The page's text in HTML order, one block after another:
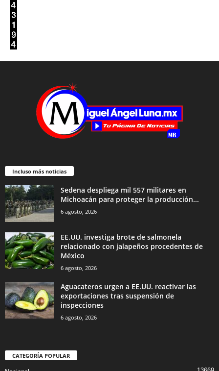
Incluso más noticias
Sedena despliega mil 557 militares en
Michoacán para proteger la producción...
6 agosto, 2026
EE.UU. investiga brote de salmonela
relacionado con jalapeños procedentes de
México
6 agosto, 2026
Aguacateros urgen a EE.UU. reactivar las
exportaciones tras suspensión de
inspecciones
6 agosto, 2026
CATEGORÍA POPULAR